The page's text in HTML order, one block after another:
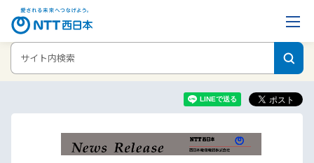
ホーム ニュースリリース
ＡＩを活用した道路路面診断サービスのトラ
イアルについて